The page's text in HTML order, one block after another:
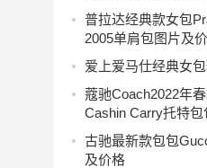
普拉达经典款女包
2005单肩包图片及
爱上爱马仕经典女
蔻驰Coach2022年
Cashin Carry托特包
古驰最新款包包
及价格